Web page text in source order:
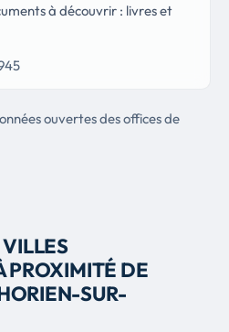
à découvrir : livres et
ouvertes des offices de
PROXIMITÉ DE
SUR-